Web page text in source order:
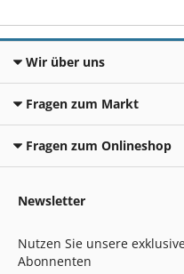
Wir über uns
Fragen zum Markt
Fragen zum Onlineshop
Newsletter
Nutzen Sie unsere
Abonnenten